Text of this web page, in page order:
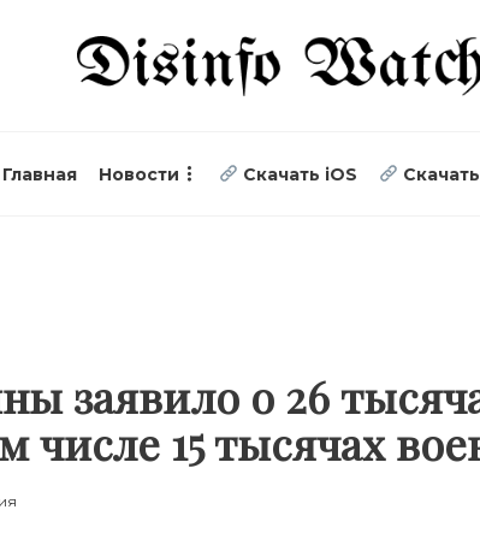
Главная Новости Скачать iOS
заявило о 26
числе 15 тысячах